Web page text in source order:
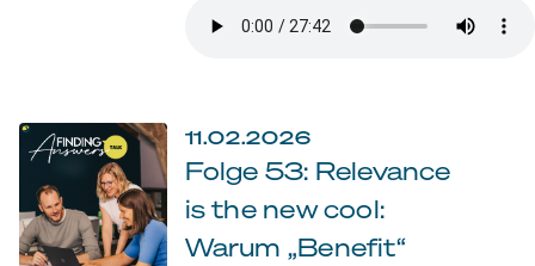
11.02.2026
Folge 53: Relevance
is the new cool:
Warum „Benefit“